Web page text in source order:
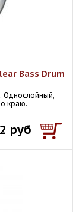
Bass Drum
Однослойный,
краю.
руб